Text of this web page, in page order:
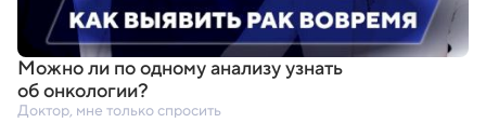
Можно ли по одному анализу узнать
об онкологии?
Доктор, мне только спросить